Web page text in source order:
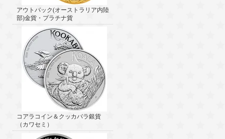
アウトバック(オーストラリア内陸
部)金貨・プラチナ貨
コアラコイン＆クッカバラ銀貨
（カワセミ）